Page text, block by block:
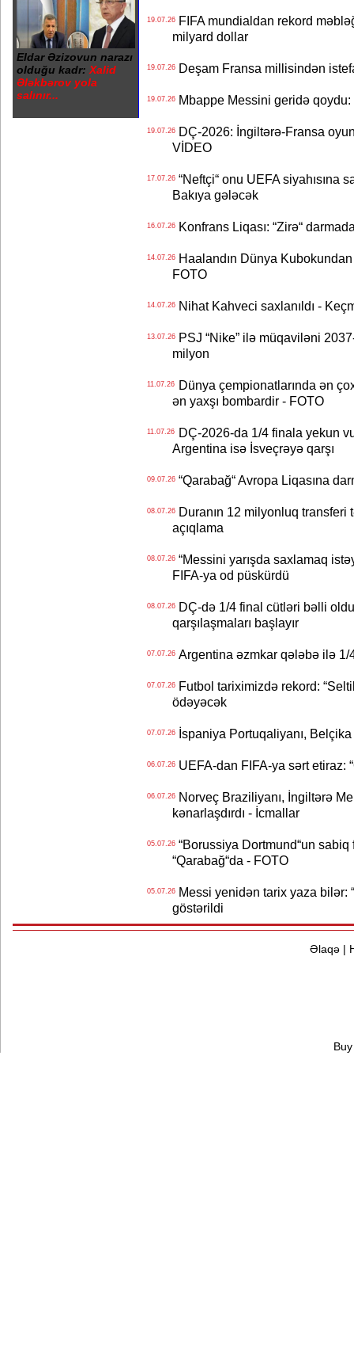
Eldar Əzizovun narazı
olduğu kadr: Xalid
Ələkbərov yola
salınır...
19.07.26FIFA mundialdan rekord
milyard dollar
19.07.26Deşam Fransa millisindən
19.07.26Mbappe Messini geridə qoydu:
19.07.26DÇ-2026: İngiltərə-Fransa
VİDEO
17.07.26“Neftçi“ onu UEFA siyahısına
Bakıya gələcək
16.07.26Konfrans Liqası: “Zirə“
14.07.26Haalandın Dünya Kubokundan
FOTO
14.07.26Nihat Kahveci saxlanıldı -
13.07.26PSJ “Nike” ilə müqaviləni
milyon
11.07.26Dünya çempionatlarında ən
ən yaxşı bombardir - FOTO
11.07.26DÇ-2026-da 1/4 finala yekun
Argentina isə İsveçrəyə qarşı
09.07.26“Qarabağ“ Avropa Liqasına
08.07.26Duranın 12 milyonluq transferi
açıqlama
08.07.26“Messini yarışda saxlamaq
FIFA-ya od püskürdü
08.07.26DÇ-də 1/4 final cütləri bəlli
qarşılaşmaları başlayır
07.07.26Argentina əzmkar qələbə ilə 1/
07.07.26Futbol tariximizdə rekord:
ödəyəcək
07.07.26İspaniya Portuqaliyanı, Belçika
06.07.26UEFA-dan FIFA-ya sərt etiraz:
06.07.26Norveç Braziliyanı, İngiltərə
kənarlaşdırdı - İcmallar
05.07.26“Borussiya Dortmund“un sabiq
“Qarabağ“da - FOTO
05.07.26Messi yenidən tarix yaza bilər:
göstərildi
Əlaqə|